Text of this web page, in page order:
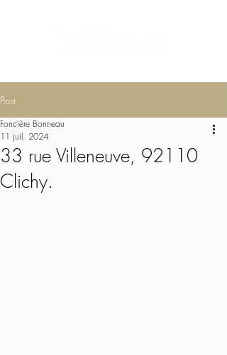
Post
33 rue Villeneuve, 92110
Clichy.
Foncière Bonneau
11 juil. 2024